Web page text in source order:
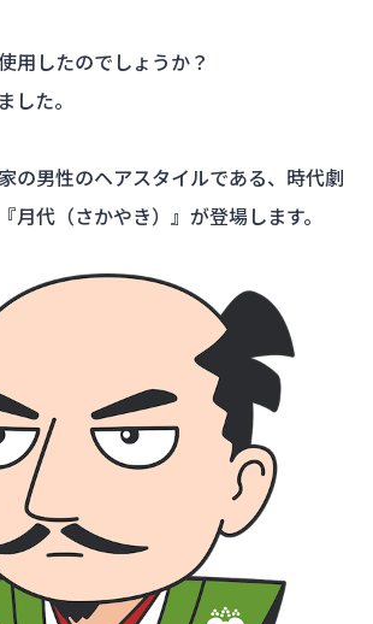
用したのでしょうか？
した。
の男性のヘアスタイルである、時代劇
月代（さかやき）』が登場します。